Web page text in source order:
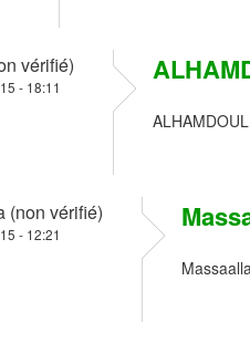
vérifié)
- 18:11
(non vérifié)
- 12:21